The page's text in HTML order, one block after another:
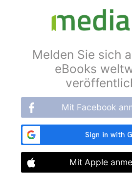
Melden Sie sich
eBooks
Mit Facebook
Mit Apple